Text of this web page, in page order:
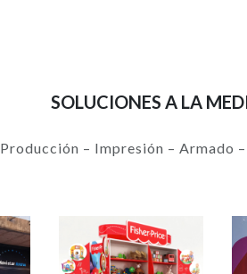
SOLUCIONES A LA
Producción – Impresión – Armado